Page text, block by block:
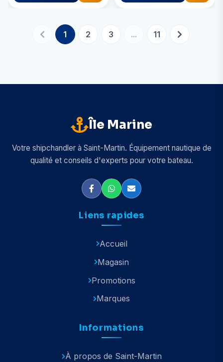
1 2 3 ... 11
Île Marine
Votre shipchandler à Saint-Martin. Équipement nautique de
qualité et conseils d'experts pour votre bateau.
Liens rapides
Accueil
Magasin
Promotions
Marques
Informations
À propos de Saint-Martin